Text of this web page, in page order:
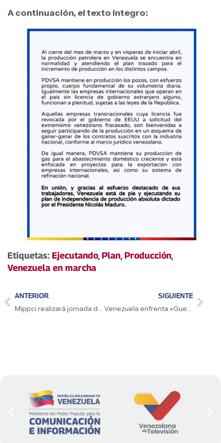
A continuación, el texto íntegro:
Etiquetas: Ejecutando, Plan, Producción,
Venezuela en marcha
ANTERIOR
Mippci realizará jornada de registro y renovación del PNI en el municipio Caroní – Bolívar
SIGUIENTE
Venezuela enfrenta «Guerra económica» globalizada